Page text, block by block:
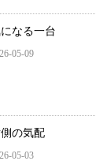
なる一台
05-09
側の気配
05-03